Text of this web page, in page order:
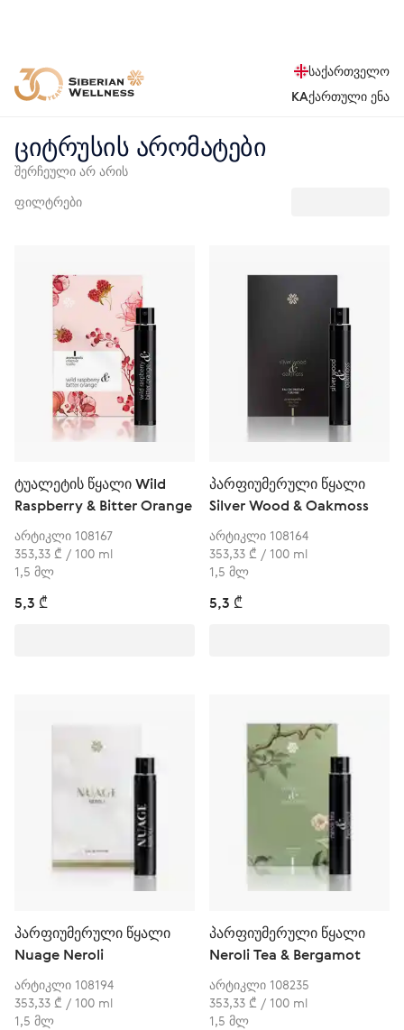
საქართველო
KAქართული ენა
ციტრუსის არომატები
შერჩეული არ არის
ფილტრები
ტუალეტის წყალი Wild
Raspberry & Bitter Orange
არტიკლი 108167
353,33 ₾ / 100 ml
1,5 მლ
5,3 ₾
პარფიუმერული წყალი
Silver Wood & Oakmoss
არტიკლი 108164
353,33 ₾ / 100 ml
1,5 მლ
5,3 ₾
პარფიუმერული წყალი
Nuage Neroli
არტიკლი 108194
353,33 ₾ / 100 ml
1,5 მლ
პარფიუმერული წყალი
Neroli Tea & Bergamot
არტიკლი 108235
353,33 ₾ / 100 ml
1,5 მლ